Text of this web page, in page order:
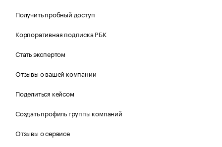
Получить пробный доступ
Корпоративная подписка РБК
Стать экспертом
Отзывы о вашей компании
Поделиться кейсом
Создать профиль группы компаний
Отзывы о сервисе